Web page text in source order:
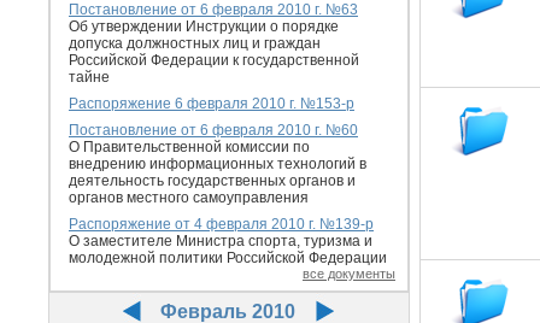
Постановление от 6 февраля 2010 г. №63
Об утверждении Инструкции о порядке
допуска должностных лиц и граждан
Российской Федерации к государственной
тайне
Распоряжение 6 февраля 2010 г. №153-р
Постановление от 6 февраля 2010 г. №60
О Правительственной комиссии по
внедрению информационных технологий в
деятельность государственных органов и
органов местного самоуправления
Распоряжение от 4 февраля 2010 г. №139-р
О заместителе Министра спорта, туризма и
молодежной политики Российской Федерации
все документы
Февраль 2010